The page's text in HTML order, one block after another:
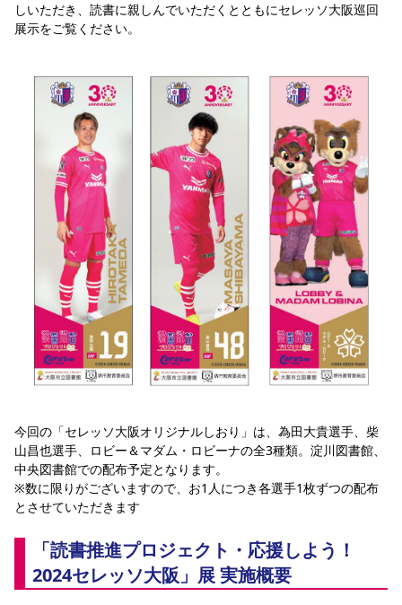
初めて観戦ガイド キッズ向けサービス グルメ
マッチデープログラム
観戦マナー&ルール
YANMAR HANASAKA STADIUM
DAZNで観戦
DAZNで観戦
アウェイツアー
アウェイツアー
よくある質問
よくある質問
サポートする
Lise（ライセンスビジネス）
サステナビリティ
サステナビリティポリシー SDGsのゴール
インパクトレポート
活動レポート SPORT POSITIVE LEAGUES 取り組み実績
スポーツクラブ
スポーツクラブ
関連団体/施設
長居公園 セレッソフットサルパーク
セレッソフットサルパーク長居
セレッソスポーツパーク舞洲
YANMAR HANASAKA STADIUM
セレッソ大阪アカデミー
子供のサッカースクール
大人のサッカースクール
その他スポーツクラブ
ファンクラブ
ニュース
ニュース
すべて チーム グッズ チケット イベント
ファンクラブ
ホームタウン
スポーツクラブ メディア 30周年
レディース
アカデミー
しいただき、読書に親しんでいただくとともにセレッソ大阪巡回
展示をご覧ください。
今回の「セレッソ大阪オリジナルしおり」は、為田大貴選手、柴
山昌也選手、ロビー＆マダム・ロビーナの全3種類。淀川図書館、
中央図書館での配布予定となります。
※数に限りがございますので、お1人につき各選手1枚ずつの配布
とさせていただきます
「読書推進プロジェクト・応援しよう！
2024セレッソ大阪」展 実施概要